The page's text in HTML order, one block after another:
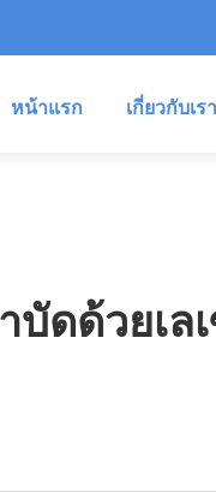
หน้าแรก เกี่ยวกับเรา
บัดด้วยเ